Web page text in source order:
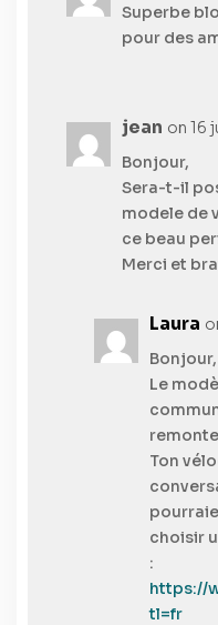
Superbe
pour des
jean on 16
Bonjour,
Sera-t-il
modele de
ce beau
Merci et
Laura
Bonjour,
Le
Ton
choisir
:
https://
tl=fr